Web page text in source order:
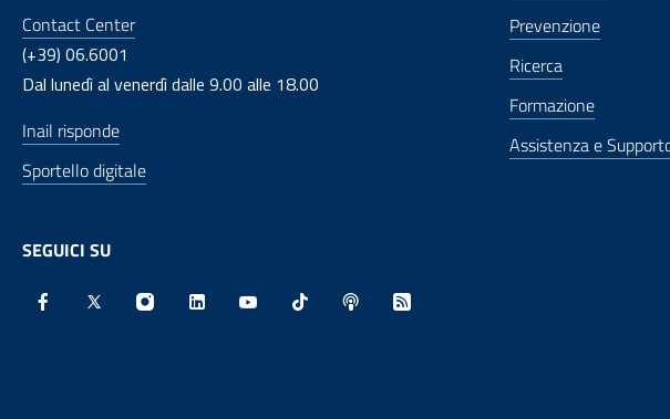
Contact Center
(+39) 06.6001
Dal lunedì al venerdì dalle 9.00 alle 18.00
Inail risponde
Sportello digitale
SEGUICI SU
Prevenzione
Ricerca
Formazione
Assistenza e